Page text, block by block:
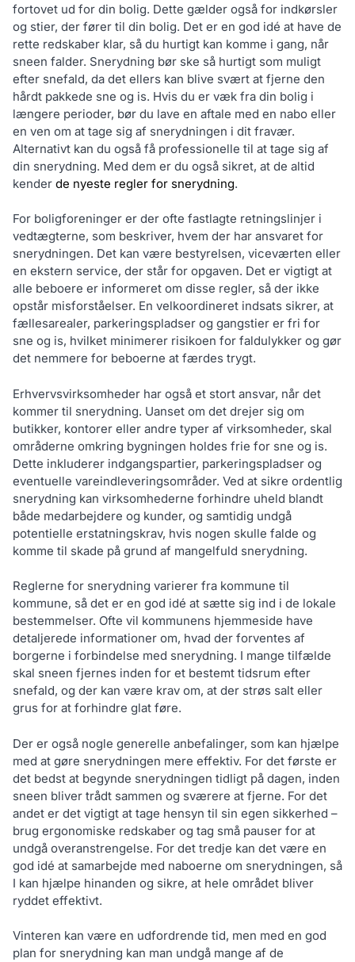
fortovet ud for din bolig. Dette gælder også for indkørsler
og stier, der fører til din bolig. Det er en god idé at have de
rette redskaber klar, så du hurtigt kan komme i gang, når
sneen falder. Snerydning bør ske så hurtigt som muligt
efter snefald, da det ellers kan blive svært at fjerne den
hårdt pakkede sne og is. Hvis du er væk fra din bolig i
længere perioder, bør du lave en aftale med en nabo eller
en ven om at tage sig af snerydningen i dit fravær.
Alternativt kan du også få professionelle til at tage sig af
din snerydning. Med dem er du også sikret, at de altid
kender de nyeste regler for snerydning.
For boligforeninger er der ofte fastlagte retningslinjer i
vedtægterne, som beskriver, hvem der har ansvaret for
snerydningen. Det kan være bestyrelsen, viceværten eller
en ekstern service, der står for opgaven. Det er vigtigt at
alle beboere er informeret om disse regler, så der ikke
opstår misforståelser. En velkoordineret indsats sikrer, at
fællesarealer, parkeringspladser og gangstier er fri for
sne og is, hvilket minimerer risikoen for faldulykker og gør
det nemmere for beboerne at færdes trygt.
Erhvervsvirksomheder har også et stort ansvar, når det
kommer til snerydning. Uanset om det drejer sig om
butikker, kontorer eller andre typer af virksomheder, skal
områderne omkring bygningen holdes frie for sne og is.
Dette inkluderer indgangspartier, parkeringspladser og
eventuelle vareindleveringsområder. Ved at sikre ordentlig
snerydning kan virksomhederne forhindre uheld blandt
både medarbejdere og kunder, og samtidig undgå
potentielle erstatningskrav, hvis nogen skulle falde og
komme til skade på grund af mangelfuld snerydning.
Reglerne for snerydning varierer fra kommune til
kommune, så det er en god idé at sætte sig ind i de lokale
bestemmelser. Ofte vil kommunens hjemmeside have
detaljerede informationer om, hvad der forventes af
borgerne i forbindelse med snerydning. I mange tilfælde
skal sneen fjernes inden for et bestemt tidsrum efter
snefald, og der kan være krav om, at der strøs salt eller
grus for at forhindre glat føre.
Der er også nogle generelle anbefalinger, som kan hjælpe
med at gøre snerydningen mere effektiv. For det første er
det bedst at begynde snerydningen tidligt på dagen, inden
sneen bliver trådt sammen og sværere at fjerne. For det
andet er det vigtigt at tage hensyn til sin egen sikkerhed –
brug ergonomiske redskaber og tag små pauser for at
undgå overanstrengelse. For det tredje kan det være en
god idé at samarbejde med naboerne om snerydningen, så
I kan hjælpe hinanden og sikre, at hele området bliver
ryddet effektivt.
Vinteren kan være en udfordrende tid, men med en god
plan for snerydning kan man undgå mange af de